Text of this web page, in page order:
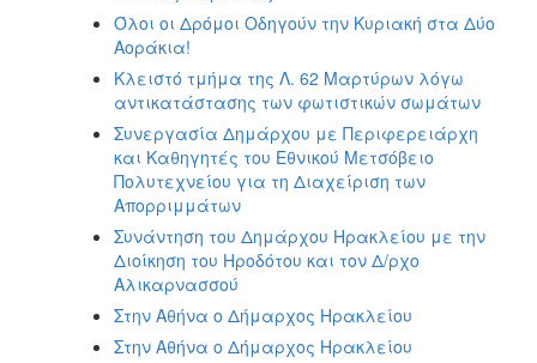
Όλοι οι Δρόμοι Οδηγούν την Κυριακή στα Δύο
Αοράκια!
Κλειστό τμήμα της Λ. 62 Μαρτύρων λόγω
αντικατάστασης των φωτιστικών σωμάτων
Συνεργασία Δημάρχου με Περιφερειάρχη
και Καθηγητές του Εθνικού Μετσόβειο
Πολυτεχνείου για τη Διαχείριση των
Απορριμμάτων
Συνάντηση του Δημάρχου Ηρακλείου με την
Διοίκηση του Ηροδότου και τον Δ/ρχο
Αλικαρνασσού
Στην Αθήνα ο Δήμαρχος Ηρακλείου
Στην Αθήνα ο Δήμαρχος Ηρακλείου